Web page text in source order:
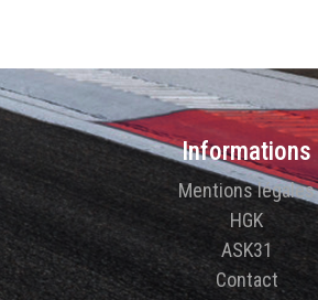
Informations
Mentions légales
HGK
ASK31
Contact